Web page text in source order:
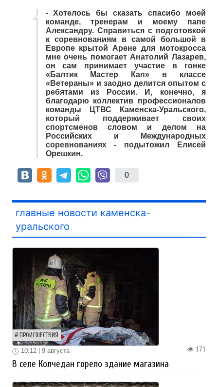
- Хотелось бы сказать спасибо моей
команде, тренерам и моему папе
Александру. Справиться с подготовкой
к соревнованиям в самой большой в
Европе крытой Арене для мотокросса
мне очень помогает Анатолий Лазарев,
он сам принимает участие в гонке
«Балтик Мастер Кап» в классе
«Ветераны» и заодно делится опытом с
ребятами из России. И, конечно, я
благодарю коллектив профессионалов
команды ЦТВС Каменска-Уральского,
который поддерживает своих
спортсменов словом и делом на
Российских и Международных
соревнованиях - подытожил Елисей
Орешкин.
0
главные новости каменска-
уральского
ПРОИСШЕСТВИЯ
171
10:12 | 9 августа
В селе Колчедан горело здание магазина